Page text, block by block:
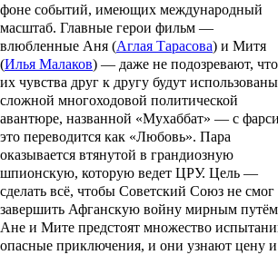
фоне событий, имеющих международный
масштаб. Главные герои фильм —
влюбленные Аня (Аглая Тарасова) и Митя
(Илья Малаков) — даже не подозревают, что
их чувства друг к другу будут
сложной многоходовой политической
авантюре, названной «Мухаббат» — с фарси
это переводится как «Любовь». Пара
оказывается втянутой в грандиозную
шпионскую, которую ведет ЦРУ. Цель —
сделать всё, чтобы Советский Союз не смог
завершить Афганскую войну мирным
Ане и Мите предстоят множество
опасные приключения, и они узнают цену и